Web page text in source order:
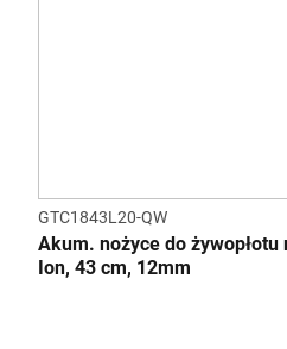
GTC1843L20-QW
Akum. nożyce do żywopłotu
Ion, 43 cm, 12mm